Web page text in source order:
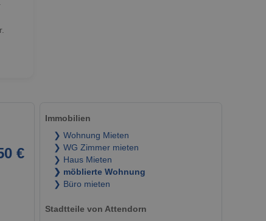
€
Immobilien
❯ Wohnung Mieten
❯ WG Zimmer mieten
❯ Haus Mieten
❯ möblierte Wohnung
❯ Büro mieten
Stadtteile von Attendorn